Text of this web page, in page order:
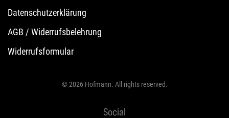
Datenschutzerklärung
AGB / Widerrufsbelehrung
Widerrufsformular
©2026Hofmann. All rights reserved.
Social